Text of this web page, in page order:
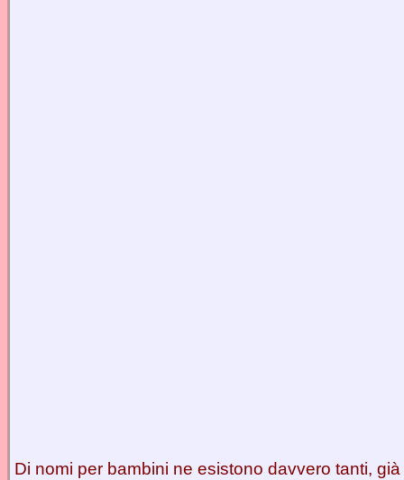
Di nomi per bambini ne esistono davvero tanti, già